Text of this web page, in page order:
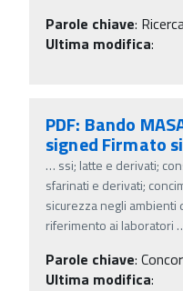
Parole chiave:
Ultima modifica:
PDF: Bando
signed Firmato
… ssi; latte e derivati;
sfarinati e derivati;
sicurezza negli ambienti
riferimento ai laboratori
Parole chiave:
Ultima modifica: